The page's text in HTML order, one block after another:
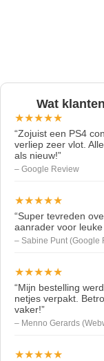
Wat
★★★★★
“Zojuist een PS4
verliep zeer vlot.
als nieuw!”
– Google Review
★★★★★
“Super tevreden
aanrader voor leuke
– Sabine Punt (Google
★★★★★
“Mijn bestelling
netjes verpakt.
vaker!”
– Menno Gerards
★★★★★